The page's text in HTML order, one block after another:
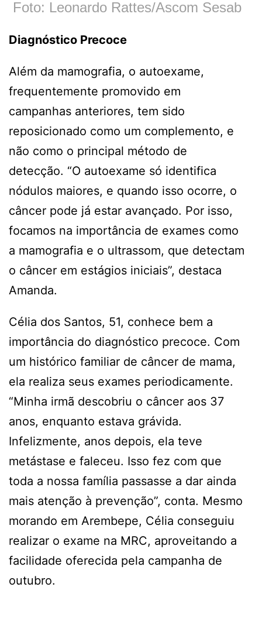
Foto: Leonardo Rattes/Ascom Sesab
Diagnóstico Precoce
Além da mamografia, o autoexame,
frequentemente promovido em
campanhas anteriores, tem sido
reposicionado como um complemento, e
não como o principal método de
detecção. “O autoexame só identifica
nódulos maiores, e quando isso ocorre, o
câncer pode já estar avançado. Por isso,
focamos na importância de exames como
a mamografia e o ultrassom, que detectam
o câncer em estágios iniciais”, destaca
Amanda.
Célia dos Santos, 51, conhece bem a
importância do diagnóstico precoce. Com
um histórico familiar de câncer de mama,
ela realiza seus exames periodicamente.
“Minha irmã descobriu o câncer aos 37
anos, enquanto estava grávida.
Infelizmente, anos depois, ela teve
metástase e faleceu. Isso fez com que
toda a nossa família passasse a dar ainda
mais atenção à prevenção”, conta. Mesmo
morando em Arembepe, Célia conseguiu
realizar o exame na MRC, aproveitando a
facilidade oferecida pela campanha de
outubro.